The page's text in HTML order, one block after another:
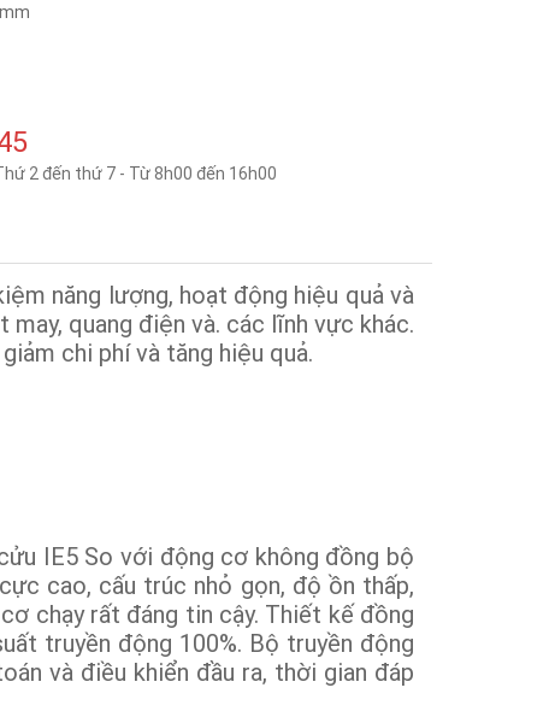
2 đến thứ 7 - Từ 8h00 đến 16h00
năng lượng, hoạt động hiệu quả và
quang điện và. các lĩnh vực khác.
chi phí và tăng hiệu quả.
IE5 So với động cơ không đồng bộ
cao, cấu trúc nhỏ gọn, độ ồn thấp,
chạy rất đáng tin cậy. Thiết kế đồng
truyền động 100%. Bộ truyền động
và điều khiển đầu ra, thời gian đáp